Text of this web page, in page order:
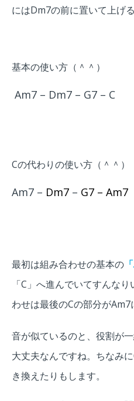
にはDm7の前に置いて上げ
基本の使い方（＾＾）
Am7 – Dm7 – G7 – C
Cの代わりの使い方（＾＾）
Am7 – Dm7 – G7 – Am7
最初は組み合わせの基本の
「C」へ進んでいてすんなり
わせは最後のCの部分がAm7
音が似ているのと、役割が
大丈夫なんですね。 ちなみ
き換えたりもします。